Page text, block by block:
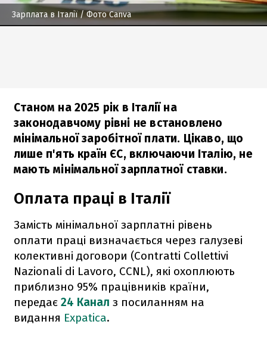
Зарплата в Італії/ Фото Canva
Станом на 2025 рік в Італії на
законодавчому рівні не встановлено
мінімальної заробітної плати. Цікаво, що
лише п'ять країн ЄС, включаючи Італію, не
мають мінімальної зарплатної ставки.
Оплата праці в Італії
Замість мінімальної зарплатні рівень
оплати праці визначається через галузеві
колективні договори (Contratti Collettivi
Nazionali di Lavoro, CCNL), які охоплюють
приблизно 95% працівників країни,
передає 24 Канал з посиланням на
видання Expatica.